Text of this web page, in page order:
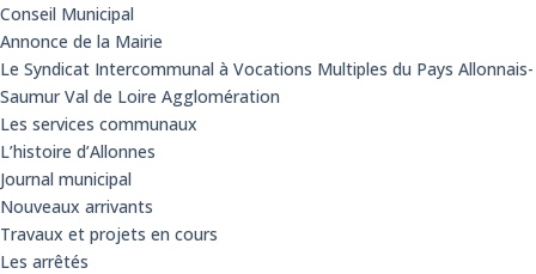
Conseil Municipal
Annonce de la Mairie
Le Syndicat Intercommunal à Vocations Multiples du Pays Allonnais-
Saumur Val de Loire Agglomération
Les services communaux
L’histoire d’Allonnes
Journal municipal
Nouveaux arrivants
Travaux et projets en cours
Les arrêtés